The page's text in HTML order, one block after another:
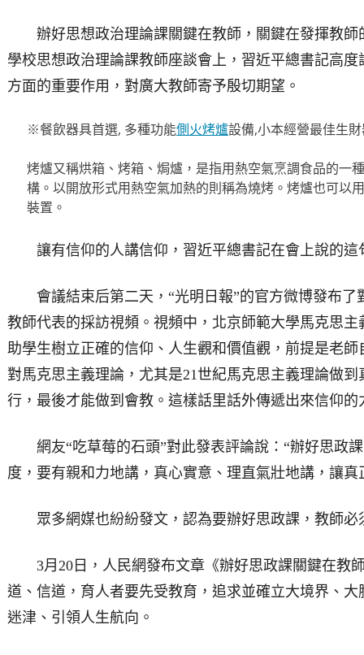
辦好思想政治理論課關鍵在教師，關鍵在發揮教師
學校思想政治理論課教師座談會上，習近平總書記高
方面的重要作用，對廣大教師寄予殷切期望。
※餐飲器具首選, 多種功能側火烤爐設備,小本經營最佳生
烤爐又稱烘箱、烤箱、焗爐，是指用熱空氣烹調食品的一
構。以開放形式用熱空氣加熱的則稱為燒烤。烤爐也可以
裝置。
讓有信仰的人講信仰，習近平總書記在會上說的這
會議結束后第二天，“光明日報”的官方微博發布了
教師代表的採訪視頻。視頻中，北京師範大學馬克思
助學生樹立正確的信仰、人生觀和價值觀，前提是老
對馬克思主義理論，尤其是21世紀馬克思主義理論做
行，最後才能做到會教。這樣話里話外傳遞出來信仰的
網友“吃草莓的石頭”對此發表評論說：“辦好思政
度，要有親和力地講，真心實意、理直氣壯地講，讓
眾多網媒也紛紛發文，認為要辦好思政課，教師必
3月20日，人民網發布文章《辦好思政課關鍵在教
道、信道，育人者要先受教育，追求並確立大境界、
迷津、引領人生航向。